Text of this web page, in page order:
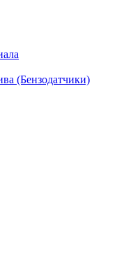
(Бензодатчики)